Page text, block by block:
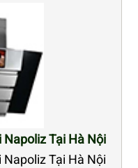
Tại Hà Nội
Tại Hà Nội